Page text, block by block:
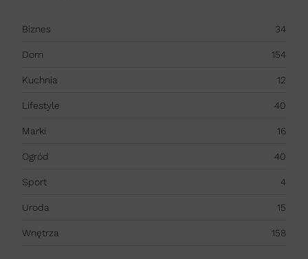
Biznes 34
Dom 154
Kuchnia 12
Lifestyle 40
Marki 16
Ogród 40
Sport 4
Uroda 15
Wnętrza 158